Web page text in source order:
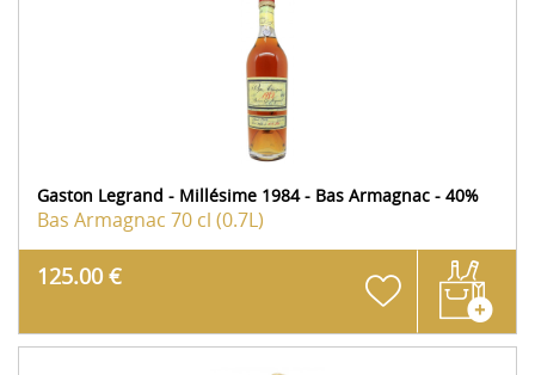
Gaston Legrand - Millésime 1984 - Bas Armagnac - 40%
Bas Armagnac 70 cl (0.7L)
125.00 €